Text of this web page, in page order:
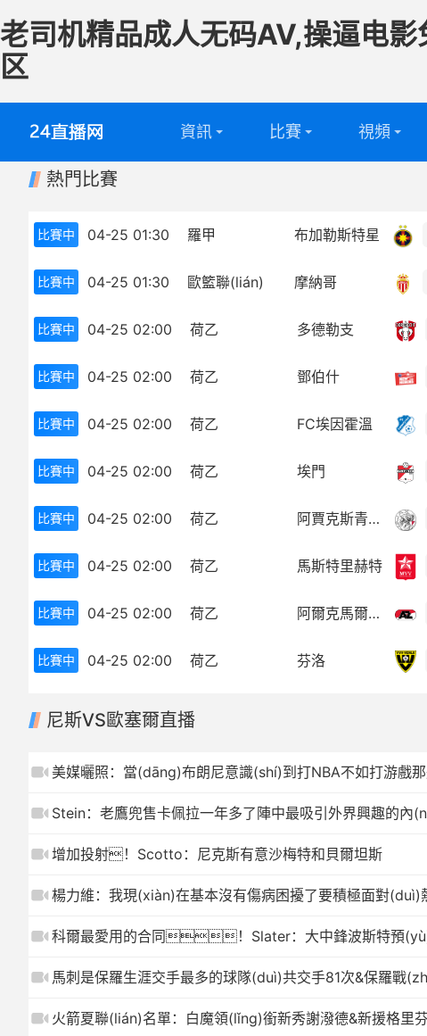
老司机精品成人无码AV,操逼电
区
資訊
中超
歐冠
世界杯
歐洲杯
比賽
法甲
中超
歐冠
世界杯
視頻
籃球視頻
熱門比賽
比賽中 04-25 01:30 羅甲 布加勒斯特星
比賽中 04-25 01:30 歐籃聯(lián) 摩納哥
比賽中 04-25 02:00 荷乙 多德勒支
比賽中 04-25 02:00 荷乙 鄧伯什
比賽中 04-25 02:00 荷乙 FC埃因霍溫
比賽中 04-25 02:00 荷乙 埃門
比賽中 04-25 02:00 荷乙 阿賈克斯青年隊(duì)
比賽中 04-25 02:00 荷乙 馬斯特里赫特
比賽中 04-25 02:00 荷乙 阿爾克馬爾青年隊(duì)
比賽中 04-25 02:00 荷乙 芬洛
尼斯VS歐塞爾直播
美媒曬照：當(dāng)布朗尼意識(shí)到打NBA不如打游戲
Stein：老鷹兜售卡佩拉一年多了陣中最吸引外界興趣的內
增加投射！Scotto：尼克斯有意沙梅特和貝爾坦斯
楊力維：我現(xiàn)在基本沒有傷病困擾了要積極面對(duì)
科爾最愛用的合同！Slater：大中鋒波斯特預
馬刺是保羅生涯交手最多的球隊(duì)共交手81次&保羅戰
火箭夏聯(lián)名單：白魔領(lǐng)銜新秀謝潑德&新援格里